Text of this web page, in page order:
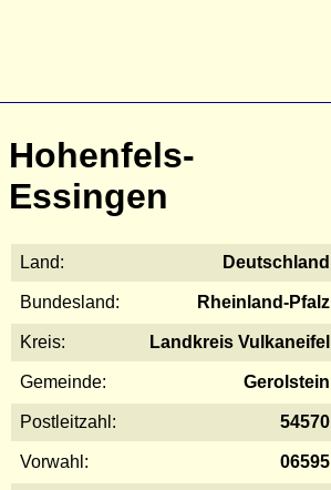
Hohenfels-
Essingen
Land: Deutschland
Bundesland: Rheinland-Pfalz
Kreis: Landkreis Vulkaneifel
Gemeinde: Gerolstein
Postleitzahl: 54570
Vorwahl: 06595